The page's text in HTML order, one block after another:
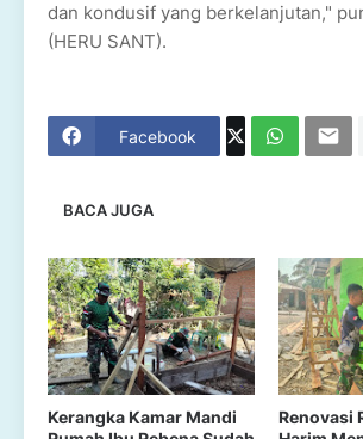
dan kondusif yang berkelanjutan,"
(HERU SANT).
Facebook
BACA JUGA
Kerangka Kamar Mandi
Renovasi